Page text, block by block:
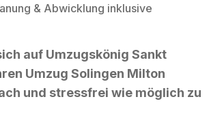
& Abwicklung inklusive
auf Umzugskönig Sankt
Umzug Solingen Milton
und stressfrei wie möglich zu